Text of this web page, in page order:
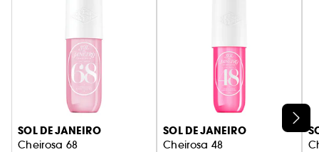
Ignorer le carrousel produits
SOL DE JANEIRO
Cheirosa 68
SOL DE JANEIRO
Cheirosa 48